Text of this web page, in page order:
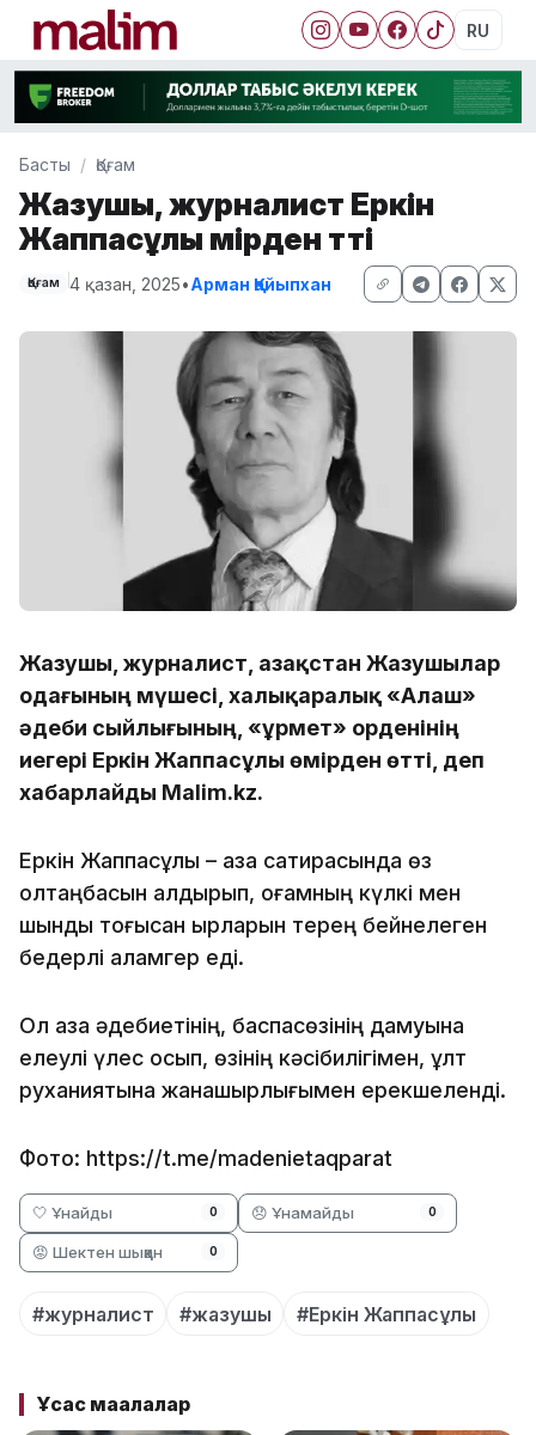
RU
Басты Қоғам
Жазушы, журналист Еркін
Жаппасұлы өмірден өтті
Қоғам 4 қазан, 2025•Арман Қайыпхан
Жазушы, журналист, Қазақстан Жазушылар
одағының мүшесі, халықаралық «Алаш»
әдеби сыйлығының, «Құрмет» орденінің
иегері Еркін Жаппасұлы өмірден өтті, деп
хабарлайды Malim.kz.
Еркін Жаппасұлы – қазақ сатирасында өз
қолтаңбасын қалдырып, қоғамның күлкі мен
шындық тоғысқан қырларын терең бейнелеген
бедерлі қаламгер еді.
Ол қазақ әдебиетінің, баспасөзінің дамуына
елеулі үлес қосып, өзінің кәсібилігімен, ұлт
руханиятына жанашырлығымен ерекшеленді.
Фото: https://t.me/madenietaqparat
🤍 Ұнайды 0 😞 Ұнамайды 0
😡 Шектен шыққан 0
#журналист #жазушы #Еркін Жаппасұлы
Ұқсас мақалалар